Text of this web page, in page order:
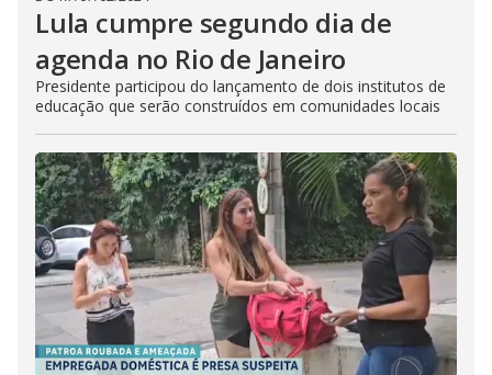
Lula cumpre segundo dia de
agenda no Rio de Janeiro
Presidente participou do lançamento de dois institutos de
educação que serão construídos em comunidades locais